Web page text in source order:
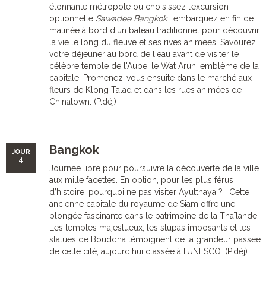
étonnante métropole ou choisissez l’excursion
optionnelle Sawadee Bangkok: embarquez en fin de
matinée à bord d'un bateau traditionnel pour découvrir
la vie le long du fleuve et ses rives animées. Savourez
votre déjeuner au bord de l'eau avant de visiter le
célèbre temple de l'Aube, le Wat Arun, emblème de la
capitale. Promenez-vous ensuite dans le marché aux
fleurs de Klong Talad et dans les rues animées de
Chinatown. (P.déj)
JOUR
4
Bangkok
Journée libre pour poursuivre la découverte de la ville
aux mille facettes. En option, pour les plus férus
d’histoire, pourquoi ne pas visiter Ayutthaya ? ! Cette
ancienne capitale du royaume de Siam offre une
plongée fascinante dans le patrimoine de la Thaïlande.
Les temples majestueux, les stupas imposants et les
statues de Bouddha témoignent de la grandeur passée
de cette cité, aujourd’hui classée à l’UNESCO. (P.déj)